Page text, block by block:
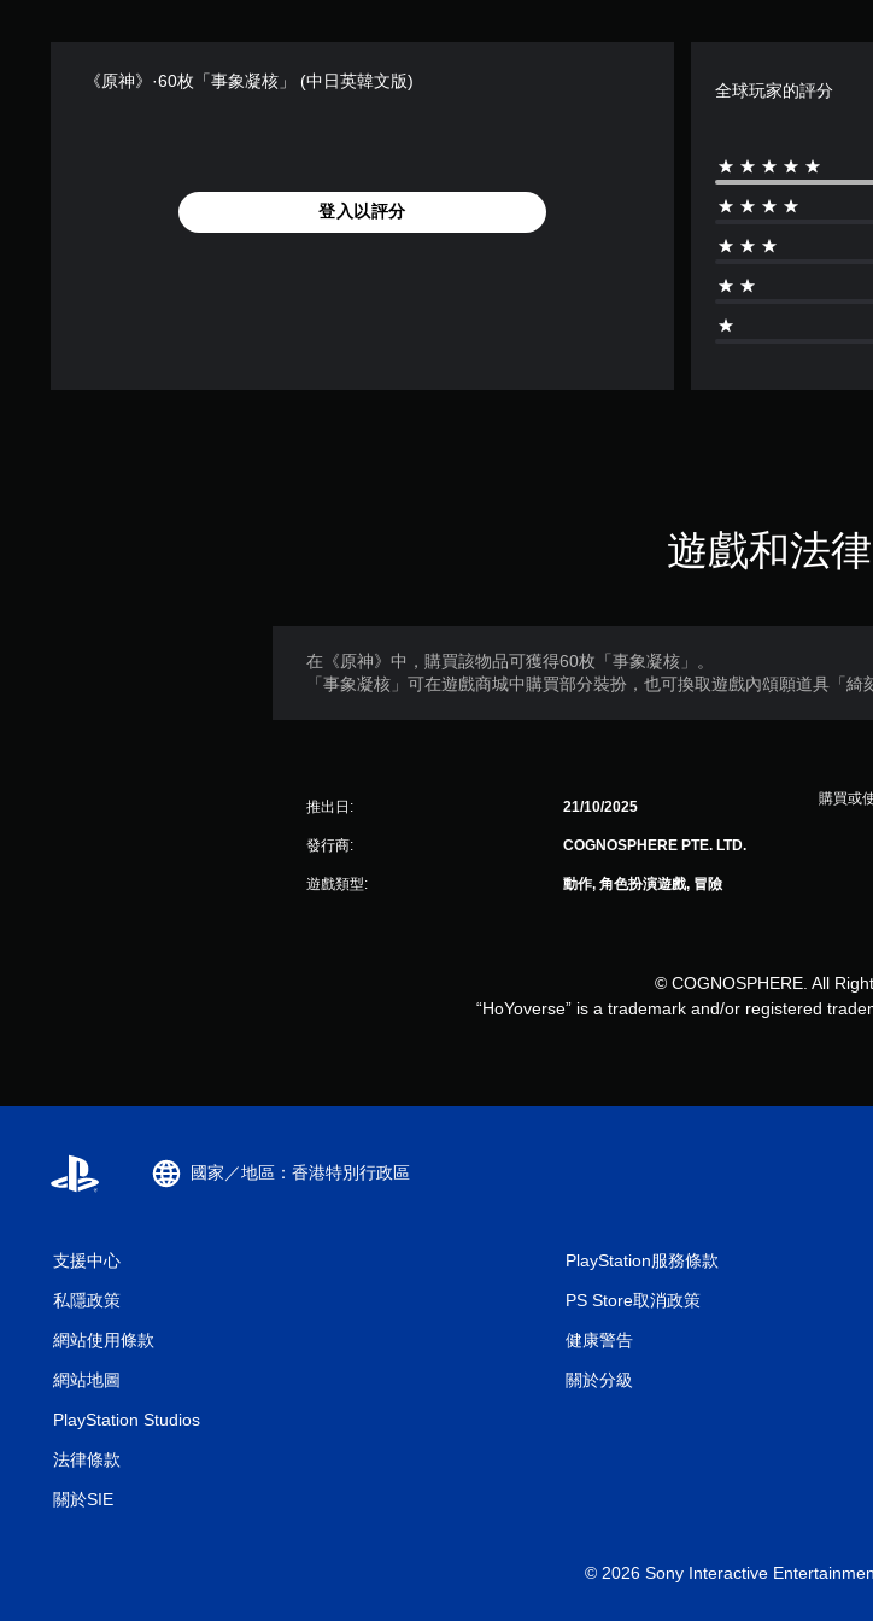
《原神》·60枚「事象凝核」 (中日英韓文版)
登入以評分
全球玩家的評分
遊戲和法
在《原神》中，購買該物品可獲得60枚「事象凝核」。
「事象凝核」可在遊戲商城中購買部分裝扮，也可換取遊戲內頌願道具「
推出日: 21/10/2025
發行商: COGNOSPHERE PTE. LTD.
遊戲類型: 動作, 角色扮演遊戲, 冒險
購買或
© COGNOSPHERE. All
“HoYoverse” is a trademark and/or registered
國家／地區：香港特別行政區
支援中心
私隱政策
網站使用條款
網站地圖
PlayStation Studios
法律條款
關於SIE
PlayStation服務條款
PS Store取消政策
健康警告
關於分級
© 2026 Sony Interactive